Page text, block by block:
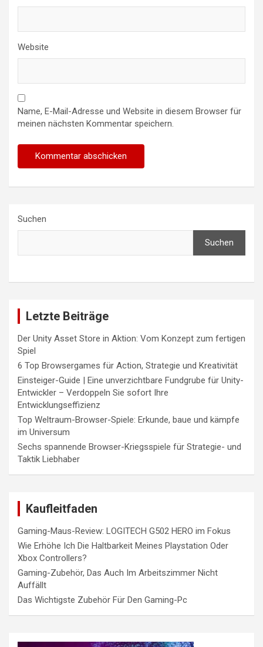
Website
Name, E-Mail-Adresse und Website in diesem Browser für
meinen nächsten Kommentar speichern.
Suchen
Suchen
Letzte Beiträge
Der Unity Asset Store in Aktion: Vom Konzept zum fertigen
Spiel
6 Top Browsergames für Action, Strategie und Kreativität
Einsteiger-Guide | Eine unverzichtbare Fundgrube für Unity-
Entwickler – Verdoppeln Sie sofort Ihre
Entwicklungseffizienz
Top Weltraum-Browser-Spiele: Erkunde, baue und kämpfe
im Universum
Sechs spannende Browser-Kriegsspiele für Strategie- und
Taktik Liebhaber
Kaufleitfaden
Gaming-Maus-Review: LOGITECH G502 HERO im Fokus
Wie Erhöhe Ich Die Haltbarkeit Meines Playstation Oder
Xbox Controllers?
Gaming-Zubehör, Das Auch Im Arbeitszimmer Nicht
Auffällt
Das Wichtigste Zubehör Für Den Gaming-Pc